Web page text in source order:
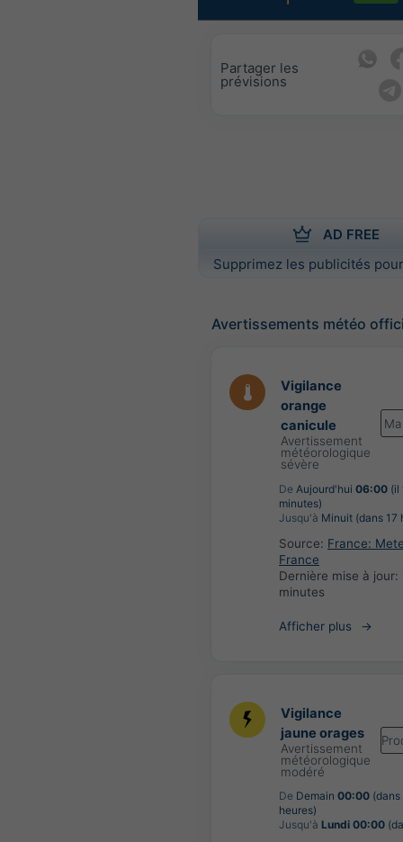
Partager les
prévisions
AD FREE
Supprimez les publicités
Avertissements météo
Vigilance
orange
canicule
Avertissement
météorologique
sévère
De Aujourd'hui 06:00 (il
minutes)
Jusqu'à Minuit (dans 17
Source: France:
France
Dernière mise à jour:
minutes
Afficher plus
Vigilance
jaune orages
Avertissement
météorologique
modéré
De Demain 00:00 (dans
heures)
Jusqu'à Lundi 00:00